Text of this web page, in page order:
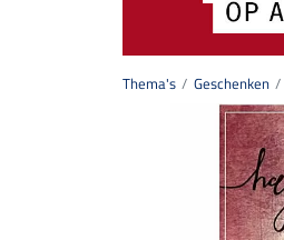
Thema's Geschenken